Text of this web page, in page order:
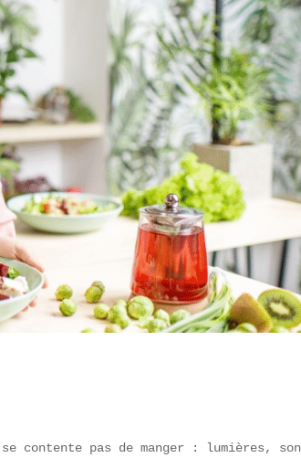
contente pas de manger : lumières,